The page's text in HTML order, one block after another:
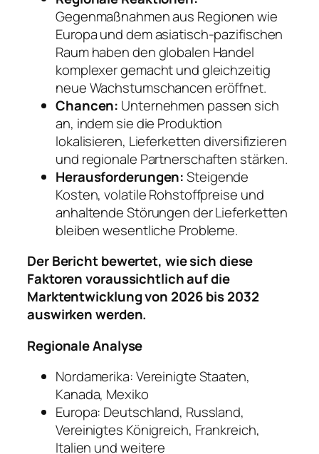
Gegenmaßnahmen aus Regionen wie
Europa und dem asiatisch-pazifischen
Raum haben den globalen Handel
komplexer gemacht und gleichzeitig
neue Wachstumschancen eröffnet.
Chancen: Unternehmen passen sich
an, indem sie die Produktion
lokalisieren, Lieferketten diversifizieren
und regionale Partnerschaften stärken.
Herausforderungen:Steigende
Kosten, volatile Rohstoffpreise und
anhaltende Störungen der Lieferketten
bleiben wesentliche Probleme.
Der Bericht bewertet, wie sich diese
Faktoren voraussichtlich auf die
Marktentwicklung von 2026 bis 2032
auswirken werden.
Regionale Analyse
Nordamerika: Vereinigte Staaten,
Kanada, Mexiko
Europa: Deutschland, Russland,
Vereinigtes Königreich, Frankreich,
Italien und weitere